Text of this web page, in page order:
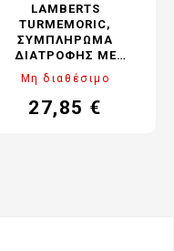
LAMBERTS
TURMEMORIC,
ΣΥΜΠΛΉΡΩΜΑ
ΔΙΑΤΡΟΦΉΣ ΜΕ
ΕΚΧΎΛΙΣΜΑ ΡΊΖΑΣ
ΚΟΥΡΚΟΥΜΆ, 60 TABS
Μη διαθέσιμο
Τιμή
27,85 €